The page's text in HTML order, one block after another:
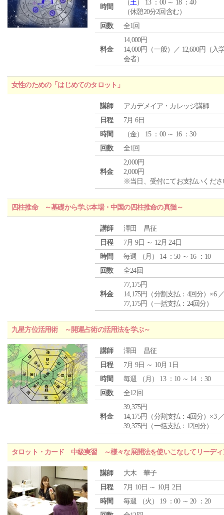
時間
（土） 13 ：00 ～ 18 ：40
（休憩20分2回含む）
回数
全1回
料金
14,000円
14,000円（一般）／ 12,600円（入
会者）
女性のための「はじめてのタロット」
講師
アカデメイア・カレッジ講師
日程
7月 6日
時間
（金） 15 ：00 ～ 16 ：30
回数
全1回
料金
2,000円
2,000円
※当日、受付にてお支払いくださ
四柱推命 ～基礎から学ぶ本場・中国の四柱推命の真髄～
講師
澤田 昌征
日程
7月 9日 ～ 12月 24日
時間
毎週 （ 月 ） 14 ：50 ～ 16 ：10
回数
全24回
料金
77,175円
14,175円（分割支払：4回分）×6
77,175円（一括支払：24回分）
九星方位活用術 ～開運占術の活用法を学ぶ～
講師
澤田 昌征
日程
7月 9日 ～ 10月 1日
時間
毎週 （ 月 ） 13 ：10 ～ 14 ：30
回数
全12回
料金
39,375円
14,175円（分割支払：4回分）×3
39,375円（一括支払：12回分）
タロット・カード 中級実習 ～様々な展開法を使いこなしてリーディ
講師
大木 華子
日程
7月 10日 ～ 10月 2日
時間
毎週 （火 ） 19 ：00 ～ 20 ：20